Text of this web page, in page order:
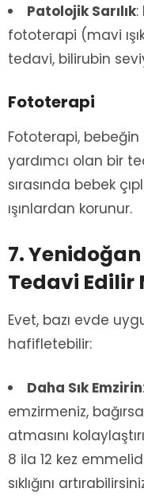
Patolojik Sarılık:
fototerapi (mavi
tedavi, bilirubin
Fototerapi
Fototerapi,
yardımcı olan bir
sırasında bebek
ışınlardan korunur.
7. Yenidoğan
Tedavi Edilir
Evet, bazı evde
hafifletebilir:
Daha Sık Emzirin
emzirmeniz,
atmasını
8 ila 12 kez
sıklığını